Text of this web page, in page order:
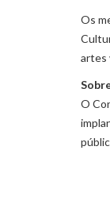
Os
artes
O